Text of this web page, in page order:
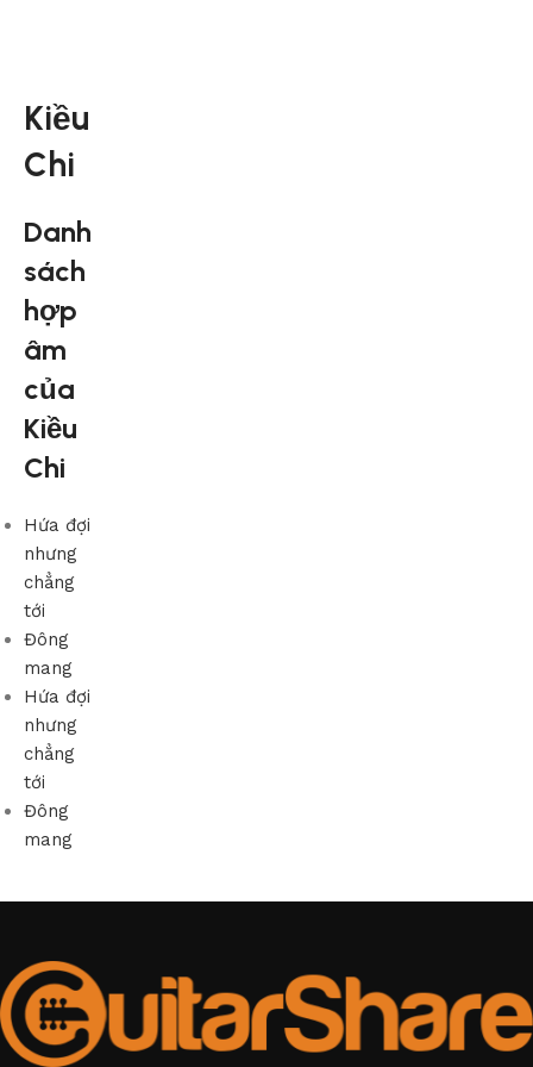
Kiều
Chi
Danh
sách
hợp
âm
của
Kiều
Chi
Hứa đợi
nhưng
chẳng
tới
Đông
mang
Hứa đợi
nhưng
chẳng
tới
Đông
mang